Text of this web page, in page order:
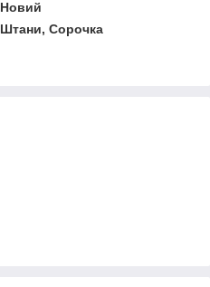
Новий
Штани, Сорочка